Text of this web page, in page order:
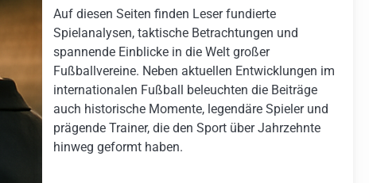
Auf diesen Seiten finden Leser fundierte
Spielanalysen, taktische Betrachtungen und
spannende Einblicke in die Welt großer
Fußballvereine. Neben aktuellen Entwicklungen im
internationalen Fußball beleuchten die Beiträge
auch historische Momente, legendäre Spieler und
prägende Trainer, die den Sport über Jahrzehnte
hinweg geformt haben.